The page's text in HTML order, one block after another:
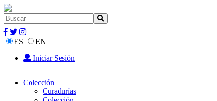
ES
EN
Iniciar Sesión
Colección
Curadurías